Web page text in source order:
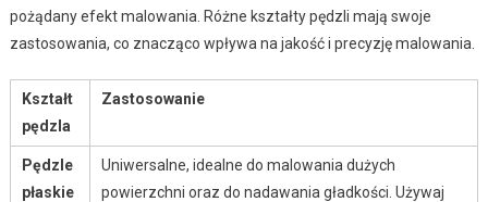
pożądany efekt malowania. Różne kształty pędzli mają swoje
zastosowania, co znacząco wpływa na jakość i precyzję malowania.
Kształt
pędzla
Zastosowanie
Pędzle
płaskie
Uniwersalne, idealne do malowania dużych
powierzchni oraz do nadawania gładkości. Używaj